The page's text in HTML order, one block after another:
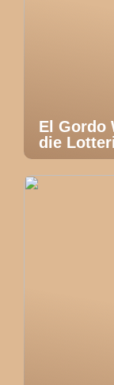
El Gordo
die